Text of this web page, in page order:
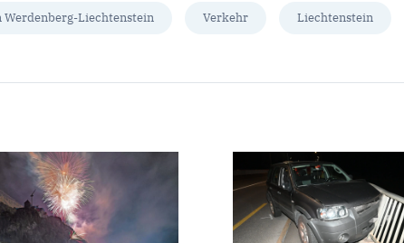
Werdenberg-Liechtenstein Verkehr Liechtenstein